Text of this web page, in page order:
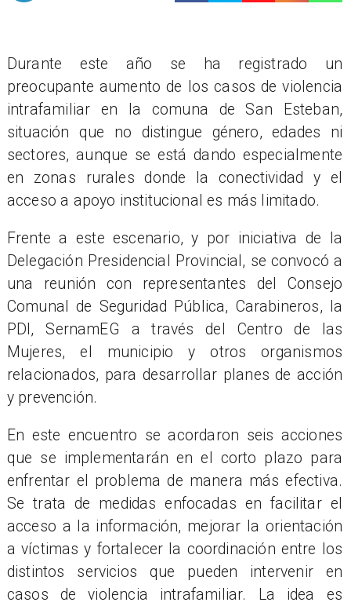
Durante este año se ha registrado un
preocupante aumento de los casos de violencia
intrafamiliar en la comuna de San Esteban,
situación que no distingue género, edades ni
sectores, aunque se está dando especialmente
en zonas rurales donde la conectividad y el
acceso a apoyo institucional es más limitado.
Frente a este escenario, y por iniciativa de la
Delegación Presidencial Provincial, se convocó a
una reunión con representantes del Consejo
Comunal de Seguridad Pública, Carabineros, la
PDI, SernamEG a través del Centro de las
Mujeres, el municipio y otros organismos
relacionados, para desarrollar planes de acción
y prevención.
En este encuentro se acordaron seis acciones
que se implementarán en el corto plazo para
enfrentar el problema de manera más efectiva.
Se trata de medidas enfocadas en facilitar el
acceso a la información, mejorar la orientación
a víctimas y fortalecer la coordinación entre los
distintos servicios que pueden intervenir en
casos de violencia intrafamiliar. La idea es